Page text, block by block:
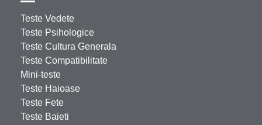
Teste Vedete
Teste Psihologice
Teste Cultura Generala
Teste Compatibilitate
Mini-teste
Teste Haioase
Teste Fete
Teste Baieti